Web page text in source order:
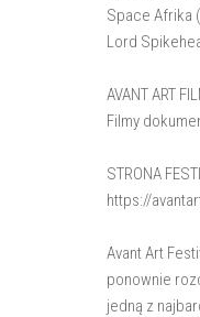
Space Afrika
Lord
AVANT ART
Filmy
STRONA
https://
Avant Art
ponownie
jedną z